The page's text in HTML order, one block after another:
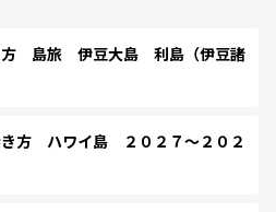
方 島旅 伊豆大島 利島（伊豆諸
方 ハワイ島 ２０２７～２０２